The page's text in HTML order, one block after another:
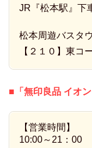
JR『松本駅』下
松本周遊バスタ
【２１０】東コ
■「無印良品 イオン
【営業時間】
10:00～21：00